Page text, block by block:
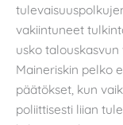
vakiintuneet
usko
Maineriskin pelko
päätökset, kun
poliittisesti liian